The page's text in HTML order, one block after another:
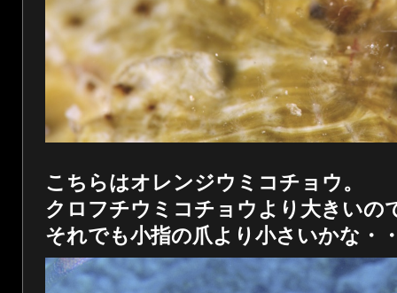
こちらはオレンジウミコチョウ。
クロフチウミコチョウより大きいの
それでも小指の爪より小さいかな・